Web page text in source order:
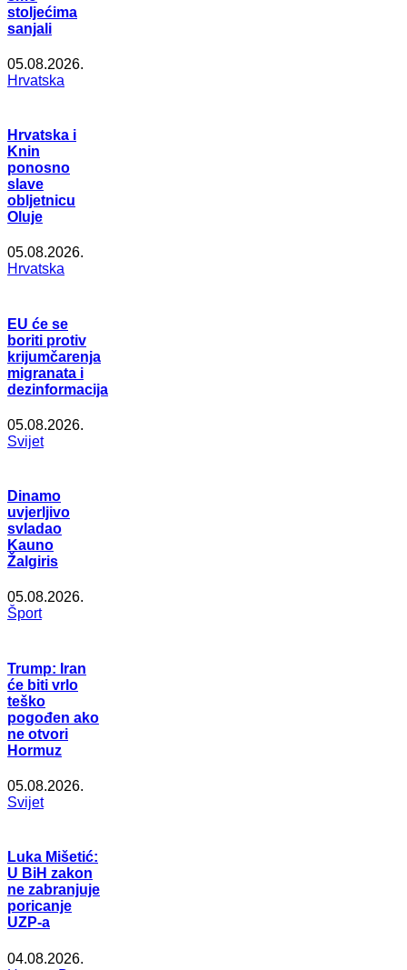
stoljećima
sanjali
05.08.2026.
Hrvatska
Hrvatska i
Knin
ponosno
slave
obljetnicu
Oluje
05.08.2026.
Hrvatska
EU će se
boriti protiv
krijumčarenja
migranata i
dezinformacija
05.08.2026.
Svijet
Dinamo
uvjerljivo
svladao
Kauno
Žalgiris
05.08.2026.
Šport
Trump: Iran
će biti vrlo
teško
pogođen ako
ne otvori
Hormuz
05.08.2026.
Svijet
Luka Mišetić:
U BiH zakon
ne zabranjuje
poricanje
UZP-a
04.08.2026.